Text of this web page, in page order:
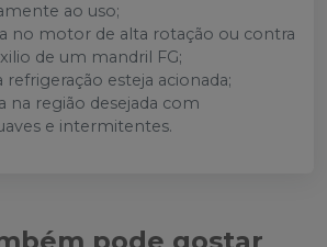
ao uso;
no motor de alta rotação ou contra
de um mandril FG;
refrigeração esteja acionada;
na região desejada com
e intermitentes.